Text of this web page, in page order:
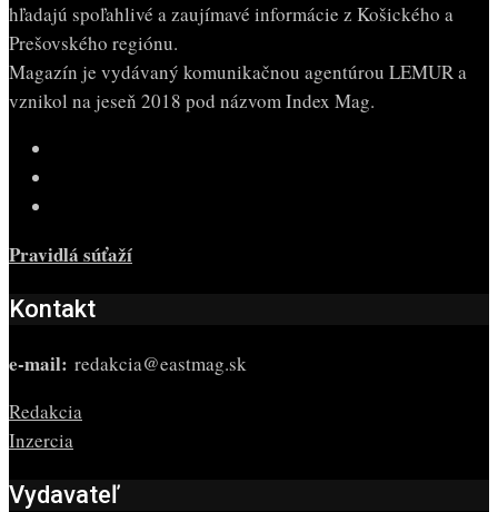
hľadajú spoľahlivé a zaujímavé informácie z Košického a
Prešovského regiónu.
Magazín je vydávaný komunikačnou agentúrou LEMUR a
vznikol na jeseň 2018 pod názvom Index Mag.
Pravidlá súťaží
Kontakt
e-mail: redakcia@eastmag.sk
Redakcia
Inzercia
Vydavateľ